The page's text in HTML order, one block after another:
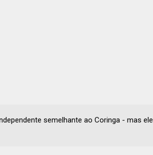
semelhante ao Coringa - mas ele